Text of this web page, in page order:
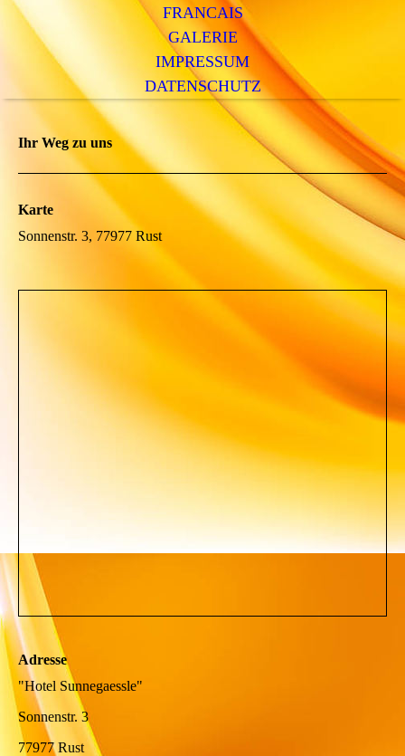
FRANCAIS
GALERIE
IMPRESSUM
DATENSCHUTZ
Ihr Weg zu uns
Karte
Sonnenstr. 3, 77977 Rust
Adresse
"Hotel Sunnegaessle"
Sonnenstr. 3
77977 Rust